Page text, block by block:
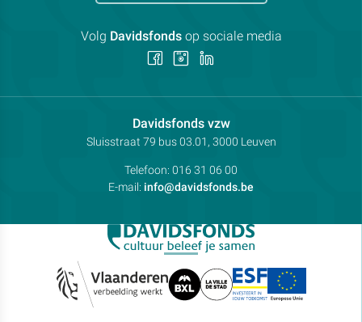
Davidsfonds vzwContactpersoon:
Adres:
Sluisstraat 79 bus 03.01, 3000 Leuven
Telefoon: 016 31 06 00
E-mail: info@davidsfonds.be
Volg Davidsfondsop sociale media
Volg Volg